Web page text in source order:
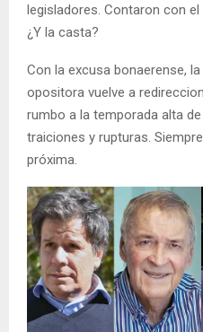
legisladores. Contaron con
¿Y la casta?
Con la excusa bonaerense,
opositora vuelve a
rumbo a la temporada alta
traiciones y rupturas.
próxima.